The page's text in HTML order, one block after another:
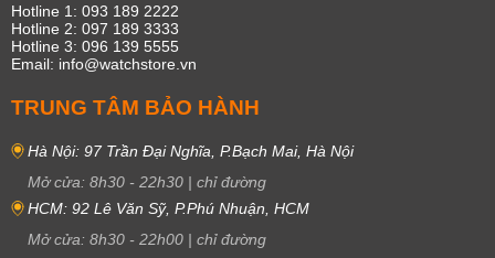
Hotline 1: 093 189 2222
Hotline 2: 097 189 3333
Hotline 3: 096 139 5555
Email: info@watchstore.vn
TRUNG TÂM BẢO HÀNH
Hà Nội: 97 Trần Đại Nghĩa, P.Bạch Mai, Hà Nội
Mở cửa: 8h30 - 22h30 | chỉ đường
HCM: 92 Lê Văn Sỹ, P.Phú Nhuận, HCM
Mở cửa: 8h30 - 22h00 | chỉ đường